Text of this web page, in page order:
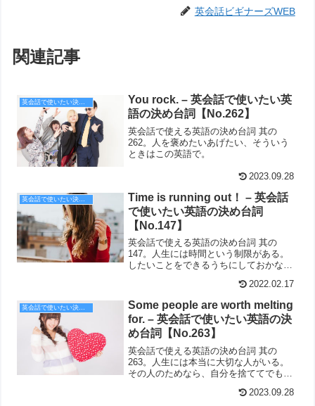
英会話ビギナーズWEB
関連記事
英会話で使いたい決め台詞
You rock. – 英会話で使いたい英
語の決め台詞【No.262】
英会話で使える英語の決め台詞 其の
262。人を褒めたいあげたい、そういう
ときはこの英語で。
2023.09.28
英会話で使いたい決め台詞
Time is running out！ – 英会話
で使いたい英語の決め台詞
【No.147】
英会話で使える英語の決め台詞 其の
147。人生には時間という制限がある。
したいことをできるうちにしておかない
2022.02.17
英会話で使いたい決め台詞
Some people are worth melting
for. – 英会話で使いたい英語の決
め台詞【No.263】
英会話で使える英語の決め台詞 其の
263。人生には本当に大切な人がいる。
その人のためなら、自分を捨ててでもで
2023.09.28